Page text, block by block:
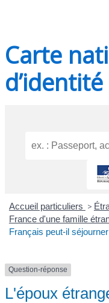
Carte
d’identité
Accueil particuliers >
France d'une famille
Français peut-il
Question-réponse
L'époux